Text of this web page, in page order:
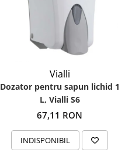
Vialli
Dozator pentru sapun lichid 1
L, Vialli S6
67,11 RON
INDISPONIBIL